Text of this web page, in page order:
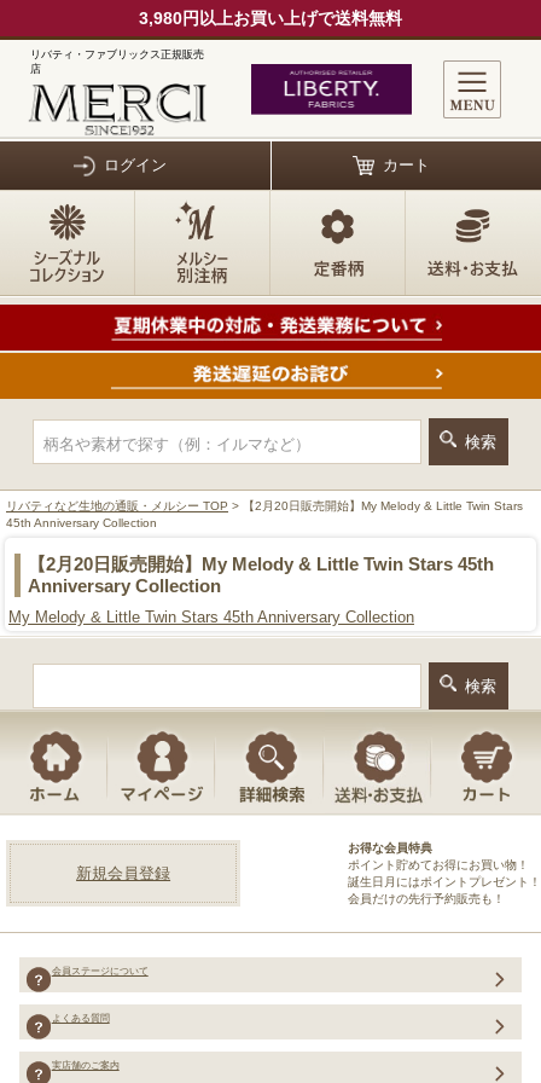
3,980円以上お買い上げで送料無料
リバティ・ファブリックス正規販売
店
ログイン カート
リバティなど生地の通販・メルシー TOP > 【2月20日販売開始】My Melody & Little Twin Stars
45th Anniversary Collection
【2月20日販売開始】My Melody & Little Twin Stars 45th
Anniversary Collection
My Melody & Little Twin Stars 45th Anniversary Collection
新規会員登録
お得な会員特典
ポイント貯めてお得にお買い物！
誕生日月にはポイントプレゼント！
会員だけの先行予約販売も！
会員ステージについて
よくある質問
実店舗のご案内